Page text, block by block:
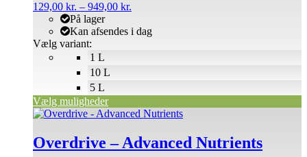
129,00 kr. – 949,00 kr.
til
På lager
Kan afsendes i dag
Vælg variant:
Vælg muligheder
Mulighederne
vælges
på
varesiden
1 L
10 L
5 L
Overdrive – Advanced Nutrients
Dette
har
flere